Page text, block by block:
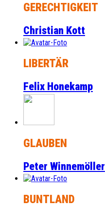
GERECHTIGKEIT
Christian Kott
LIBERTÄR
Felix Honekamp
GLAUBEN
Peter Winnemöller
BUNTLAND